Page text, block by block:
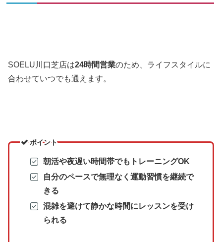
SOELU川口芝店は24時間営業のため、ライフスタイルに
合わせていつでも通えます。
ポイント
朝活や夜遅い時間帯でもトレーニングOK
自分のペースで無理なく運動習慣を継続で
きる
混雑を避けて静かな時間にレッスンを受け
られる